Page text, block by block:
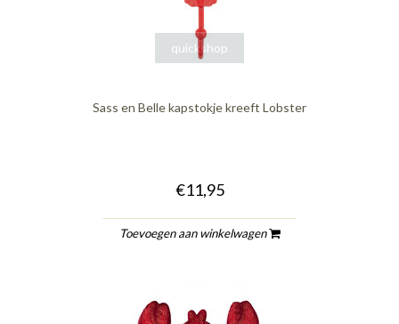
quickshop
Sass en Belle kapstokje kreeft Lobster
€11,95
Toevoegen aan winkelwagen